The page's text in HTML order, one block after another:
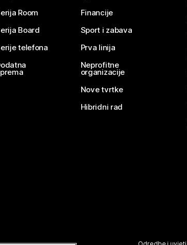
Room
Board
telefona
Financije
Sport i zabava
Prva linija
Neprofitne
organizacije
Nove tvrtke
Hibridni rad